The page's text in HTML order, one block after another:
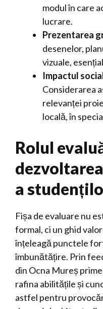
modul în care
lucrare.
Prezentarea
desenelor,
vizuale,
Impactul
Considerarea
relevanței
locală, în
Rolul
a
Fișa de evaluare nu
formal, ci un ghid
înțeleagă punctele
îmbunătățire. Prin
din Ocna Mureș
rafina abilitățile și
astfel pentru